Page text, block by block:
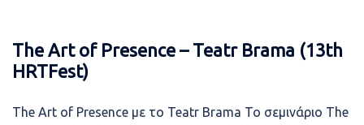
The Art of Presence – Teatr Brama (13th
HRTFest)
The Art of Presence με το Teatr Brama Το σεμινάριο The